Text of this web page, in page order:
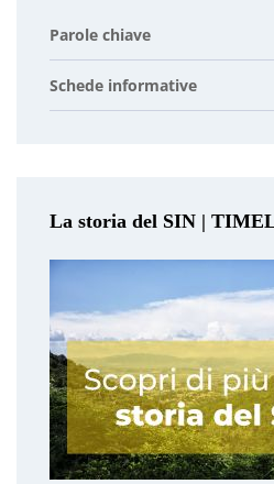
Parole chiave
Schede informative
La storia del SIN |